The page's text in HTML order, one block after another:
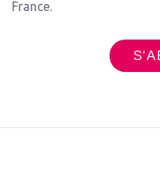
France.